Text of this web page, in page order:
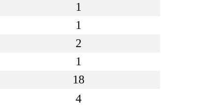
1
1
2
1
18
4